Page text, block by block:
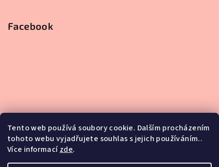
Tento web používá soubory cookie. Dalším procházením
tohoto webu vyjadřujete souhlas s jejich používáním..
Více informacízde.
Facebook